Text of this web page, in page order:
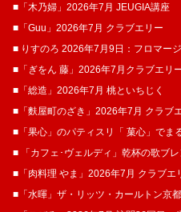
■「木乃婦」2026年7月 JEUGIA講座
■「Guu」2026年7月 クラブエリー
■ りすのろ 2026年7月9日：フロマー
■「ぎをん 藤」2026年7月クラブエリ
■「総造」2026年7月 桃といちじく
■「麩屋町のざき」2026年7月 クラブ
■「果心」のパティスリ「 菓​心」でま
■ 「カフェ･ヴェルディ」乾杯の歌ブレ
■「肉料理 やま」2026年7月 クラブエ
■「水暉」ザ・リッツ・カールトン京